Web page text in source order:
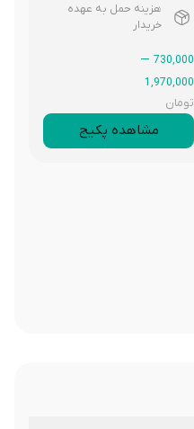
هزینه حمل به عهده
خریدار
730,000
–
1,970,000
تومان
مشاهده پکیج